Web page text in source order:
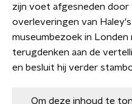
zijn voet afgesneden door
overleveringen van
museumbezoek in Londen
terugdenken aan de
en besluit hij verder
Om deze inhoud te